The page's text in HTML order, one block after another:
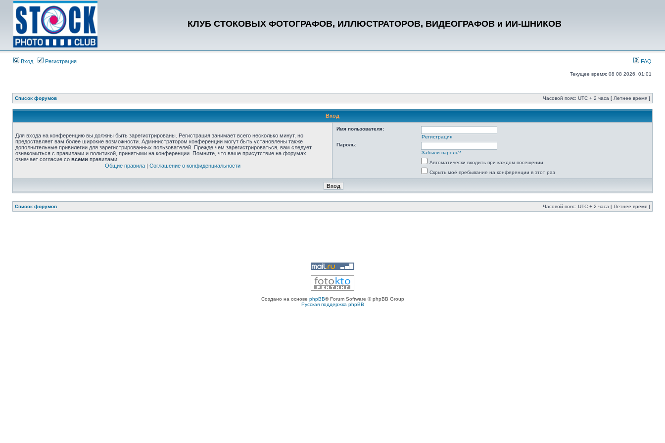
КЛУБ СТОКОВЫХ ФОТОГРАФОВ, ИЛЛЮСТРАТОРОВ, ВИДЕОГРАФОВ и ИИ-ШНИКОВ
Вход Регистрация FAQ
Текущее время: 08 08 2026, 01:01
Список форумов Часовой пояс: UTC + 2 часа [ Летнее время ]
Вход
Для входа на конференцию вы должны быть зарегистрированы. Регистрация занимает всего несколько минут, но
предоставляет вам более широкие возможности. Администратором конференции могут быть установлены также
дополнительные привилегии для зарегистрированных пользователей. Прежде чем зарегистрироваться, вам следует
ознакомиться с правилами и политикой, принятыми на конференции. Помните, что ваше присутствие на форумах
означает согласие со всеми правилами.
Общие правила| Соглашение о конфиденциальности
Имя пользователя:
Регистрация
Пароль:
Забыли пароль?
Автоматически входить при каждом посещении
Скрыть моё пребывание на конференции в этот раз
Список форумов Часовой пояс: UTC + 2 часа [ Летнее время ]
Создано на основе phpBB® Forum Software © phpBB Group
Русская поддержка phpBB